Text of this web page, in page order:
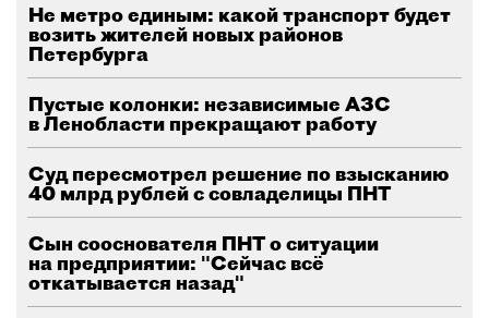
Не метро единым: какой транспорт будет
возить жителей новых районов
Петербурга
Пустые колонки: независимые АЗС
в Ленобласти прекращают работу
Суд пересмотрел решение по взысканию
40 млрд рублей с совладелицы ПНТ
Сын сооснователя ПНТ о ситуации
на предприятии: "Сейчас всё
откатывается назад"